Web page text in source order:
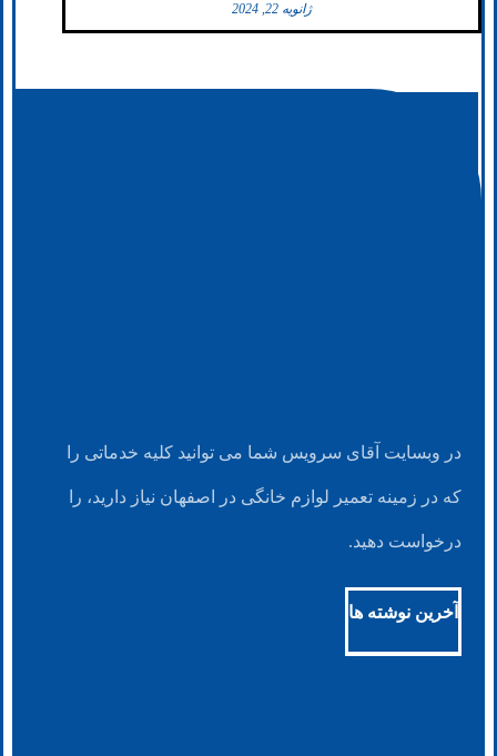
ژانویه 22, 2024
در وبسایت آقای سرویس شما می توانید کلیه خدماتی را
که در زمینه تعمیر لوازم خانگی در اصفهان نیاز دارید، را
درخواست دهید.
آخرین نوشته ها